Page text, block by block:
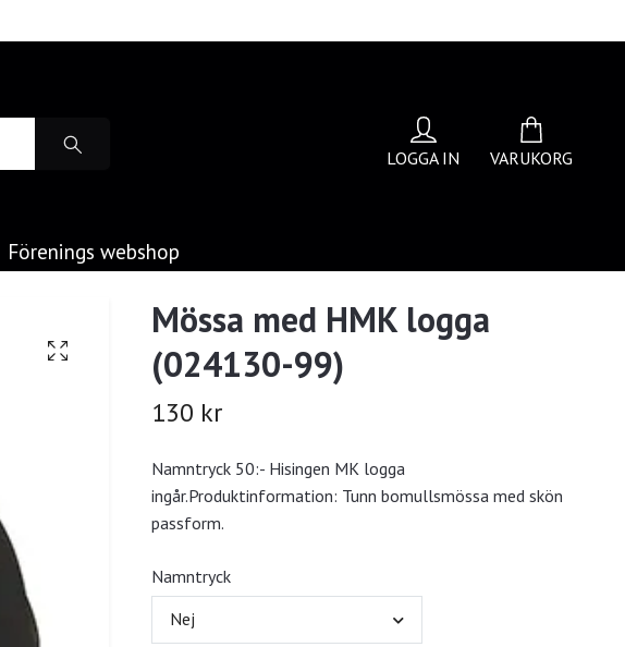
LOGGA IN VARUKORG
Förenings webshop
Mössa med HMK logga
(024130-99)
130 kr
Namntryck 50:- Hisingen MK logga
ingår.Produktinformation: Tunn bomullsmössa med skön
passform.
Namntryck
Nej